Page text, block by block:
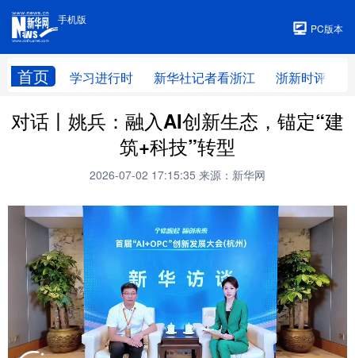
手机版
PC版本
首页 学习进行时 新华社记者看浙江 浙新时评
手机版
对话丨姚兵：融入AI创新生态，锚定“建
筑+科技”转型
2026-07-02 17:15:35 来源：新华网